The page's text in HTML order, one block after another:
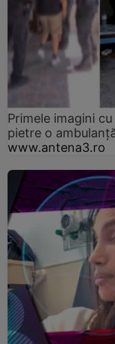
Primele imagini
pietre o
www.antena3.ro